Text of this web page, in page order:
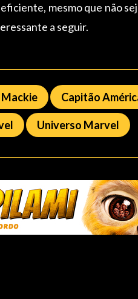
mesmo que não
a seguir.
Capitão
Universo Marvel